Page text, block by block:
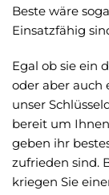
Beste wäre
Einsatzfähig
Egal ob sie ein
oder aber auch
unser
bereit um
geben ihr
zufrieden sind.
kriegen Sie